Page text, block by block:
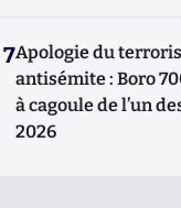
7Apologie du
antisémite : Boro
à cagoule de l’un
2026